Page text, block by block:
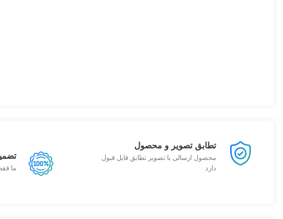
تطابق تصویر و محصول
محصول ارسالی با تصویر تطابق قابل قبول
دارد
ما